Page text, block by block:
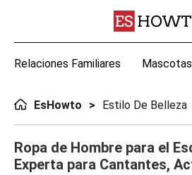
Relaciones Familiares Mascotas
EsHowto Estilo De Belleza
Ropa de Hombre para el
Experta para Cantantes,